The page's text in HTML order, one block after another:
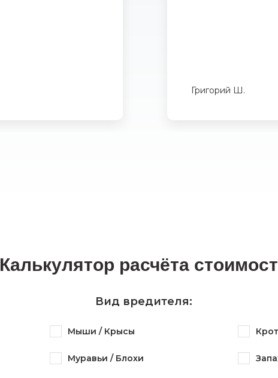
Григорий Ш.
Калькулятор расчёта
Вид вредителя:
Мыши / Крысы
Муравьи / Блохи